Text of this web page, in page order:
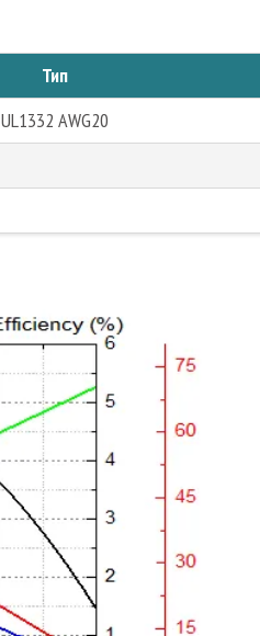
Тип
UL1332 AWG20